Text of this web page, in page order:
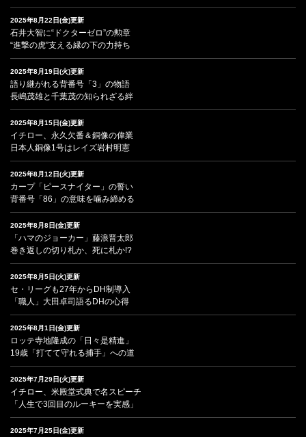
2025年8月22日(金)更新
石井大智に“ドクターゼロ”の勲章
“進撃の虎”支える縁の下の力持ち
2025年8月19日(火)更新
語り継がれる背番号「3」の物語
長嶋茂雄と千葉茂の知られざる絆
2025年8月15日(金)更新
イチロー、永久欠番＆銅像の偉業
日本人銅像1号はレイズ岩村明憲
2025年8月12日(火)更新
カープ「ピースナイター」の誓い
背番号「86」の意味を噛み締める
2025年8月8日(金)更新
「ハマのジョーカー」藤浪晋太郎
巻き返しの切り札か、死に札か!?
2025年8月5日(火)更新
セ・リーグも27年からDH制導入
「職人」大田卓司語るDHの心得
2025年8月1日(金)更新
ロッテ寺地隆成の「日々是精進」
19歳「打てて守れる捕手」への道
2025年7月29日(火)更新
イチロー、米殿堂式典で名スピーチ
「人生で3回目のルーキーを実感」
2025年7月25日(金)更新